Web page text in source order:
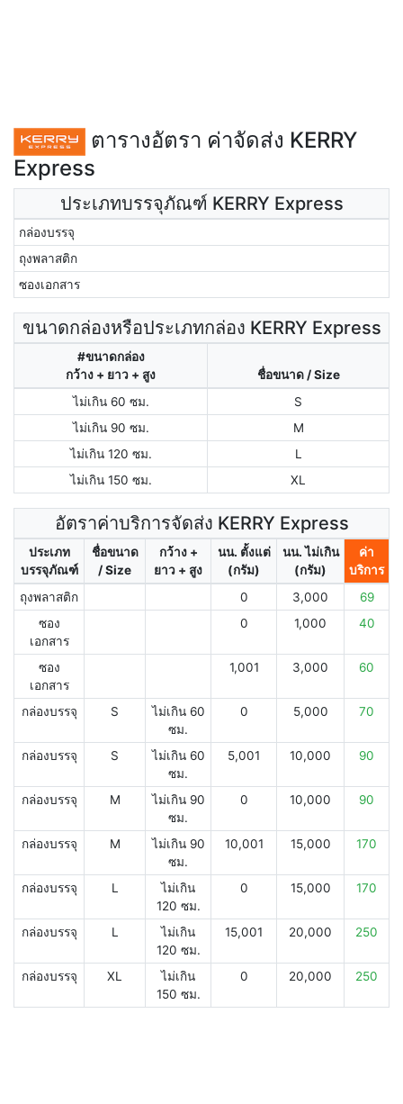
ตารางอัตรา ค่าจัดส่ง KERRY
Express
ประเภทบรรจุภัณฑ์ KERRY Express
กล่องบรรจุ
ถุงพลาสติก
ซองเอกสาร
ขนาดกล่องหรือประเภทกล่อง KERRY Express
#ขนาดกล่อง
กว้าง + ยาว + สูง
ชื่อขนาด / Size
ไม่เกิน 60 ซม.
S
ไม่เกิน 90 ซม.
M
ไม่เกิน 120 ซม.
L
ไม่เกิน 150 ซม.
XL
อัตราค่าบริการจัดส่ง KERRY Express
ประเภท
บรรจุภัณฑ์
ชื่อขนาด
/ Size
กว้าง +
ยาว + สูง
นน. ตั้งแต่
(กรัม)
นน. ไม่เกิน
(กรัม)
ค่า
บริการ
ถุงพลาสติก
0 3,000
69
ซอง
เอกสาร
0 1,000 40
ซอง
เอกสาร
1,001 3,000 60
กล่องบรรจุ S
ไม่เกิน 60
ซม.
0 5,000 70
กล่องบรรจุ S
ไม่เกิน 60
ซม.
5,001 10,000 90
กล่องบรรจุ M
ไม่เกิน 90
ซม.
0 10,000 90
กล่องบรรจุ M
ไม่เกิน 90
ซม.
10,001 15,000 170
กล่องบรรจุ L
ไม่เกิน
120 ซม.
0 15,000 170
กล่องบรรจุ L
ไม่เกิน
120 ซม.
15,001 20,000 250
กล่องบรรจุ XL
ไม่เกิน
150 ซม.
0 20,000 250